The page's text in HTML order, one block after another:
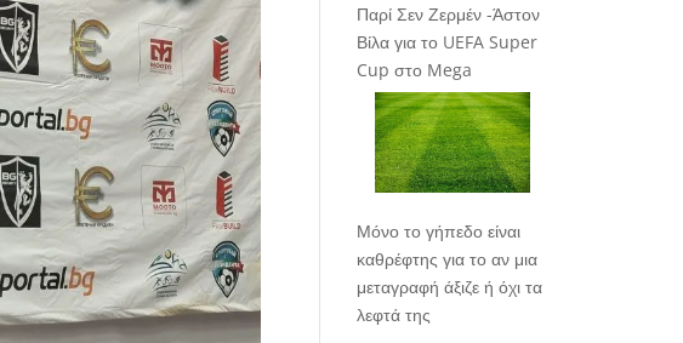
Παρί Σεν Ζερμέν -Άστον
Βίλα για το UEFA Super
Cup στο Mega
Μόνο το γήπεδο είναι
καθρέφτης για το αν μια
μεταγραφή άξιζε ή όχι τα
λεφτά της